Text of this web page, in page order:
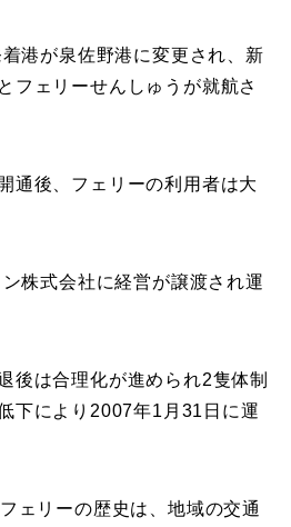
港が泉佐野港に変更され、新
フェリーせんしゅうが就航さ
通後、フェリーの利用者は大
株式会社に経営が譲渡され運
後は合理化が進められ2隻体制
下により2007年1月31日に運
ェリーの歴史は、地域の交通